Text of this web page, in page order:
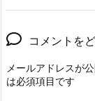
コメントを
メールアドレスが
は必須項目です